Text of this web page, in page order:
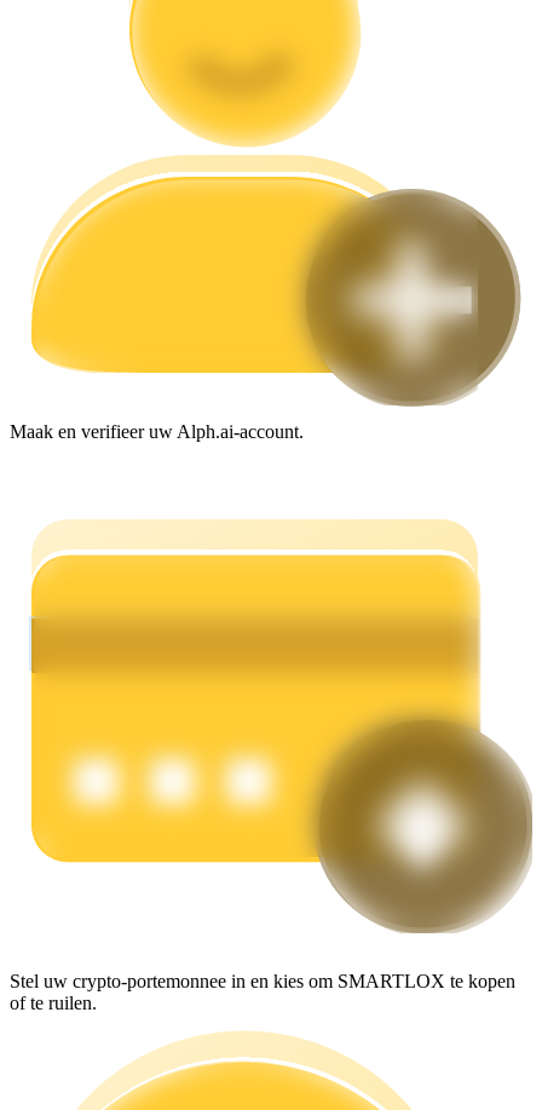
Futures-startgids
Handelsstrategieën
Verdienen
Macht varkentje
Verdien dagelijks competitieve beloningen
Maak en verifieer uw Alph.ai-account.
Stel uw crypto-portemonnee in en kies om SMARTLOX te kopen
of te ruilen.